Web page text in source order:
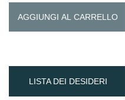
AGGIUNGI AL CARRELLO
LISTA DEI DESIDERI